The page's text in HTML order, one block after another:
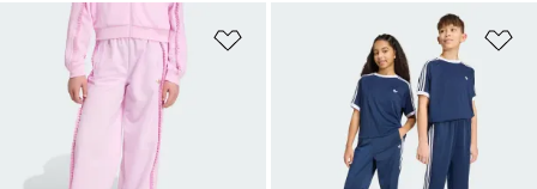
Op verlanglijst zetten